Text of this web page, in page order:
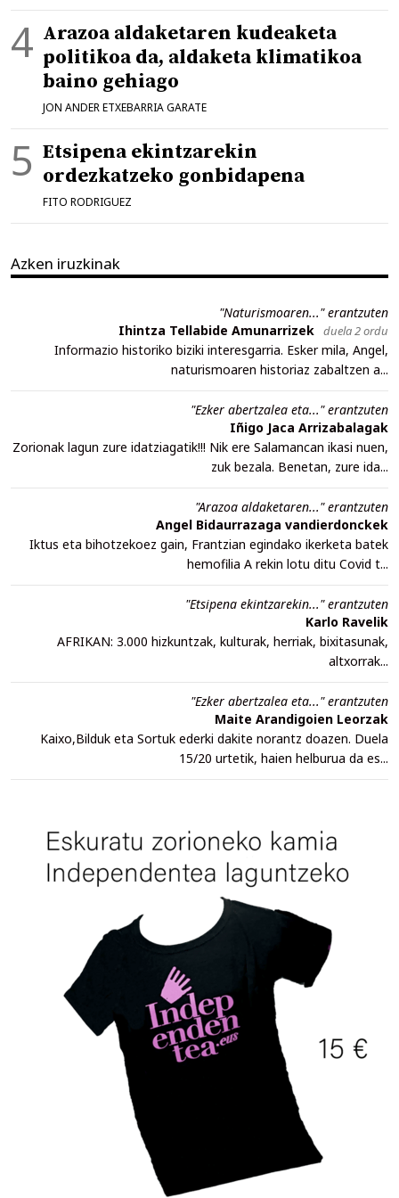
Arazoa aldaketaren kudeaketa
politikoa da, aldaketa klimatikoa
baino gehiago
JON ANDER ETXEBARRIA GARATE
Etsipena ekintzarekin
ordezkatzeko gonbidapena
FITO RODRIGUEZ
Azken iruzkinak
"Naturismoaren..." erantzuten
Ihintza Tellabide Amunarrizek duela 2 ordu
Informazio historiko biziki interesgarria. Esker mila, Angel,
naturismoaren historiaz zabaltzen a...
"Ezker abertzalea eta..." erantzuten
Iñigo Jaca Arrizabalagak
Zorionak lagun zure idatziagatik!!! Nik ere Salamancan ikasi nuen,
zuk bezala. Benetan, zure ida...
"Arazoa aldaketaren..." erantzuten
Angel Bidaurrazaga vandierdonckek
Iktus eta bihotzekoez gain, Frantzian egindako ikerketa batek
hemofilia A rekin lotu ditu Covid t...
"Etsipena ekintzarekin..." erantzuten
Karlo Ravelik
AFRIKAN: 3.000 hizkuntzak, kulturak, herriak, bixitasunak,
altxorrak...
"Ezker abertzalea eta..." erantzuten
Maite Arandigoien Leorzak
Kaixo,Bilduk eta Sortuk ederki dakite norantz doazen. Duela
15/20 urtetik, haien helburua da es...